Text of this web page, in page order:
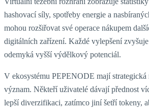
hashovací síly, spotřeby energie a
mohou rozšiřovat své operace nákupem
digitálních zařízení. Každé vylepšení
odemyká vyšší výdělkový potenciál.
V ekosystému PEPENODE mají strategická
význam. Někteří uživatelé dávají přednost
lepší diverzifikaci, zatímco jiní šetří tokeny,